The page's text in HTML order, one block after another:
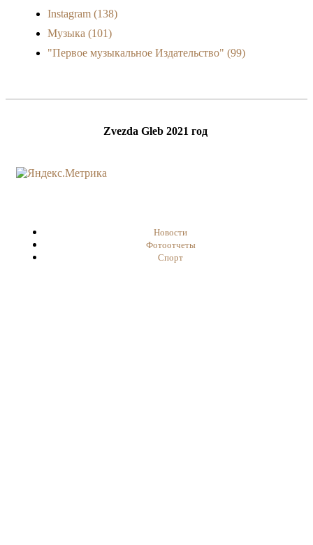
Instagram (138)
Музыка (101)
"Первое музыкальное Издательство" (99)
Zvezda Gleb 2021 год
Новости
Фотоотчеты
Спорт